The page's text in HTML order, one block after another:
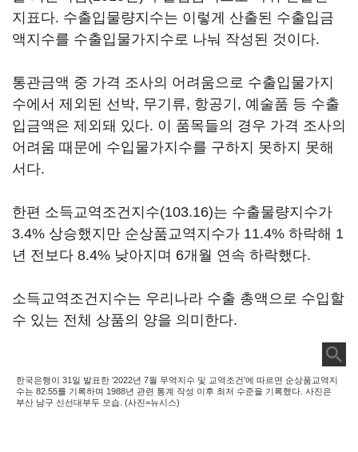
지표다. 수출입물량지수는 이렇게 산출된 수출입금
액지수를 수출입물가지수로 나눠 작성된 것이다.
통관금액 중 가격 조사의 어려움으로 수출입물가지
수에서 제외된 선박, 무기류, 항공기, 예술품 등 수출
입금액은 제외돼 있다. 이 품목들의 경우 가격 조사의
어려움 때문에 수입물가지수를 구하지 못하지 못해
서다.
한편 소득교역조건지수(103.16)는 수출물량지수가
3.4% 상승했지만 순상품교역지수가 11.4% 하락해 1
년 전보다 8.4% 낮아지며 6개월 연속 하락했다.
소득교역조건지수는 우리나라 수출 총액으로 수입할
수 있는 전체 상품의 양을 의미한다.
한국은행이 31일 발표한 '2022년 7월 무역지수 및 교역조건'에 따르면 순상품교역지
수는 82.55를 기록하며 1988년 관련 통계 작성 이후 최저 수준을 기록했다. 사진은
부산 남구 신선대부두 모습. (사진=뉴시스)